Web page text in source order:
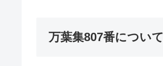
万葉集807番について